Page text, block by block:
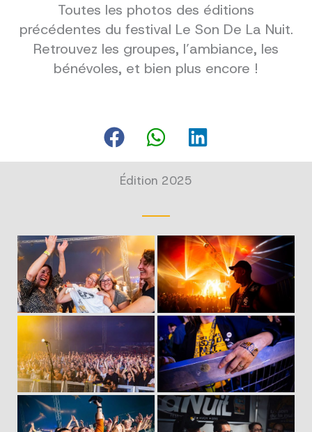
Toutes les photos des éditions
précédentes du festival Le Son De La Nuit.
Retrouvez les groupes, l’ambiance, les
bénévoles, et bien plus encore !
Édition 2025